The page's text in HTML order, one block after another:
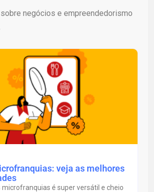
negócios e empreendedorismo
veja as melhores
microfranquias é super versátil e cheio